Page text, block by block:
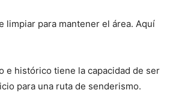
limpiar para mantener el área. Aquí
e histórico tiene la capacidad de ser
para una ruta de senderismo.